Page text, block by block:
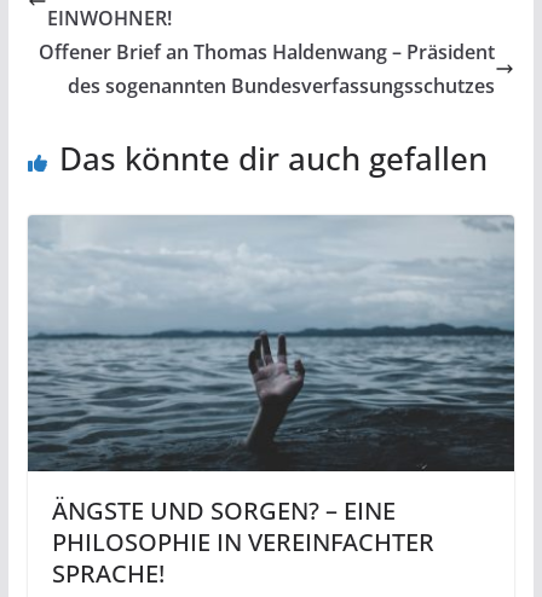
EINWOHNER!
Offener Brief an Thomas Haldenwang – Präsident
des sogenannten Bundesverfassungsschutzes
Das könnte dir auch gefallen
ÄNGSTE UND SORGEN? – EINE
PHILOSOPHIE IN VEREINFACHTER
SPRACHE!